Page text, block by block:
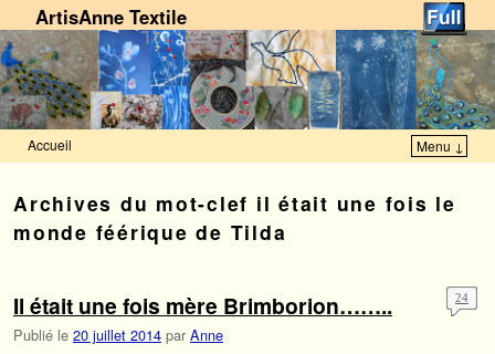
ArtisAnne Textile
Accueil Menu ↓
Archives du mot-clef il était une fois le
monde féérique de Tilda
Il était une fois mère Brimborion……..
Publié le 20 juillet 2014 par Anne
24